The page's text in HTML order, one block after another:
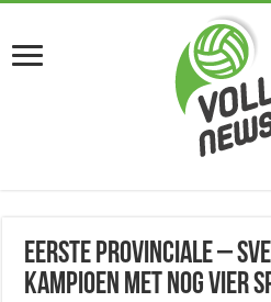
Eerste provinciale –
kampioen met nog vier